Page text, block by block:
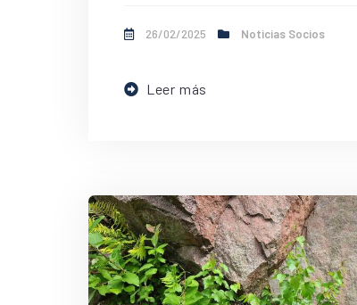
26/02/2025 Noticias Socios
Leer más